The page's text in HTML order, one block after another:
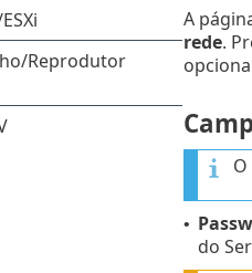
A
rede.
•
do